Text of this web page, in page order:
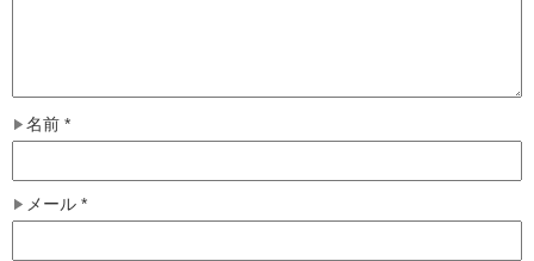
名前 *
メール *